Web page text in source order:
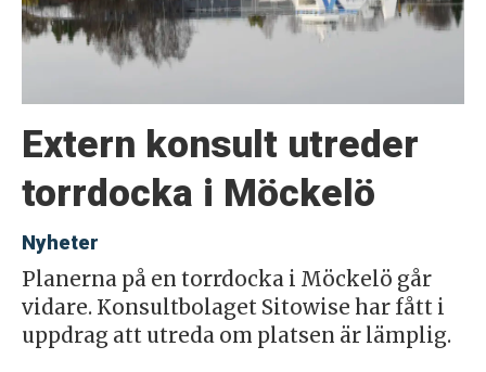
Extern konsult utreder
torrdocka i Möckelö
Nyheter
Planerna på en torrdocka i Möckelö går
vidare. Konsultbolaget Sitowise har fått i
uppdrag att utreda om platsen är lämplig.